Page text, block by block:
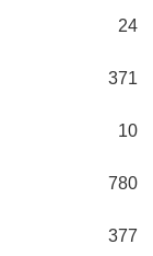
24
371
10
780
377